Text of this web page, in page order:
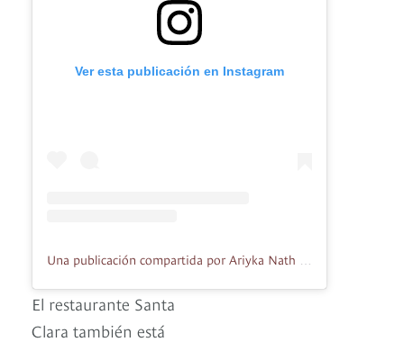
Ver esta publicación en Instagram
El restaurante Santa
Clara también está